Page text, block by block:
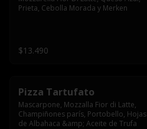
Prieta, Cebolla Morada y Merken
$13.490
Pizza Tartufato
Mascarpone, Mozzalla Fior di Latte,
Champiñones parís, Portobello, Hojas
de Albahaca &amp; Aceite de Trufa